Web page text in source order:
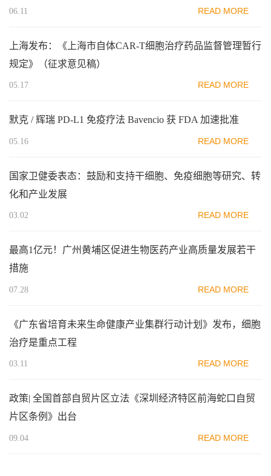
06.11 READ MORE
上海发布：《上海市自体CAR-T细胞治疗药品监督管理暂行
规定》（征求意见稿）
05.17 READ MORE
默克 / 辉瑞 PD-L1 免疫疗法 Bavencio 获 FDA 加速批准
05.16 READ MORE
国家卫健委表态：鼓励和支持干细胞、免疫细胞等研究、转
化和产业发展
03.02 READ MORE
最高1亿元！广州黄埔区促进生物医药产业高质量发展若干
措施
07.28 READ MORE
《广东省培育未来生命健康产业集群行动计划》发布，细胞
治疗是重点工程
03.11 READ MORE
政策| 全国首部自贸片区立法《深圳经济特区前海蛇口自贸
片区条例》出台
09.04 READ MORE